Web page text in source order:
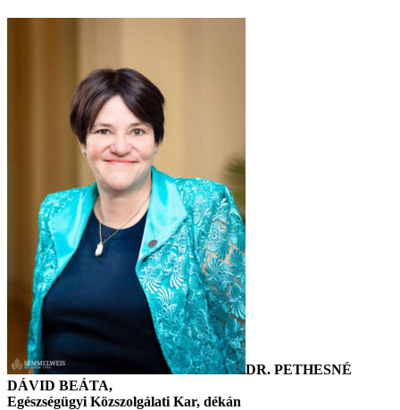
DR. PETHESNÉ
DÁVID BEÁTA,
Egészségügyi Közszolgálati Kar, dékán